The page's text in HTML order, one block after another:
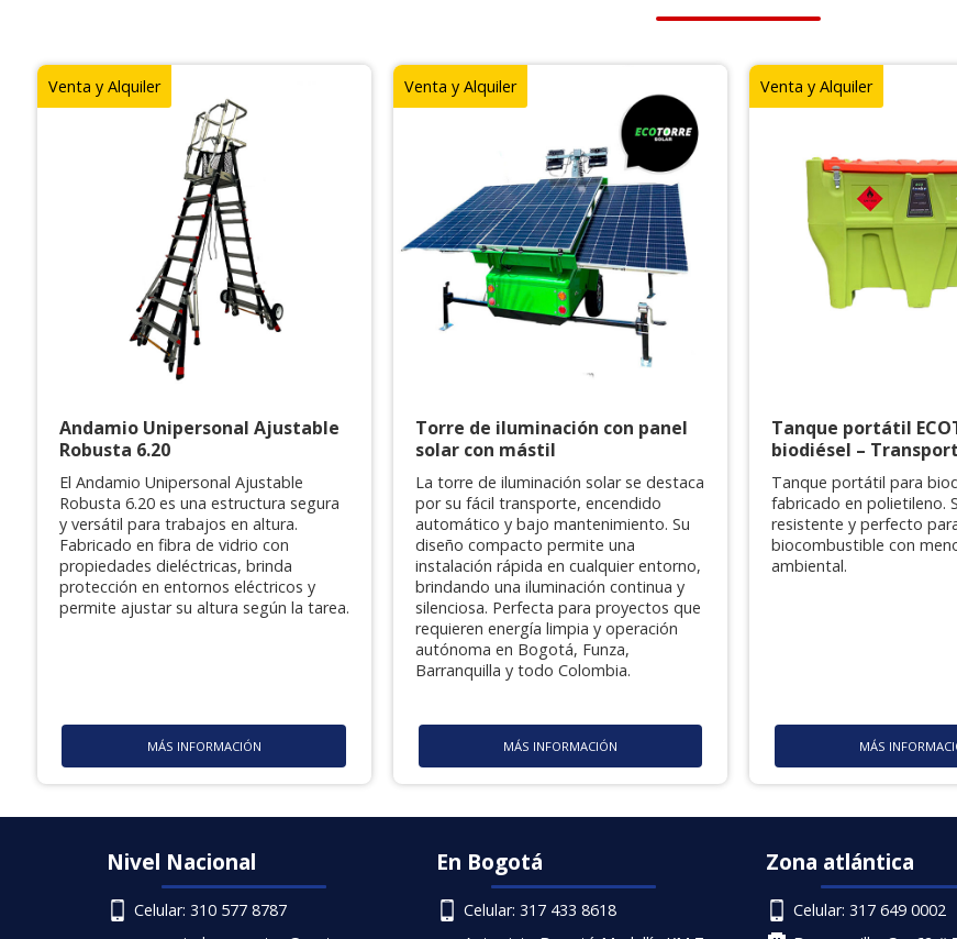
Venta y Alquiler
Andamio Unipersonal Ajustable
Robusta 6.20
El Andamio Unipersonal Ajustable
Robusta 6.20 es una estructura segura
y versátil para trabajos en altura.
Fabricado en fibra de vidrio con
propiedades dieléctricas, brinda
protección en entornos eléctricos y
permite ajustar su altura según la tarea.
MÁS INFORMACIÓN
Venta y Alquiler
Torre de iluminación con panel
solar con mástil
La torre de iluminación solar se destaca
por su fácil transporte, encendido
automático y bajo mantenimiento. Su
diseño compacto permite una
instalación rápida en cualquier entorno,
brindando una iluminación continua y
silenciosa. Perfecta para proyectos que
requieren energía limpia y operación
autónoma en Bogotá, Funza,
Barranquilla y todo Colombia.
MÁS INFORMACIÓN
Venta y Alquiler
Tanque portátil
biodiésel –
Tanque portátil para
fabricado en polietileno.
resistente y perfecto
biocombustible con
ambiental.
MÁS
Nivel Nacional
Celular: 310 577 8787
En Bogotá
Celular: 317 433 8618
Zona atlántica
Celular: 317 649 0002